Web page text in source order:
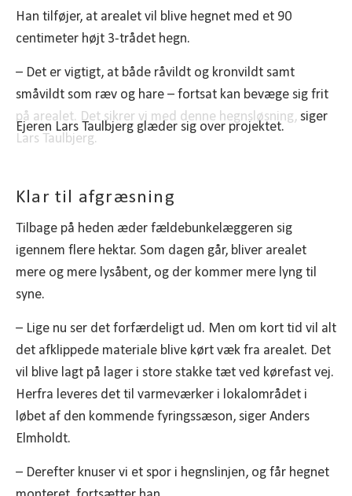
Han tilføjer, at arealet vil blive hegnet med et 90
centimeter højt 3-trådet hegn.
– Det er vigtigt, at både råvildt og kronvildt samt
småvildt som ræv og hare – fortsat kan bevæge sig frit
på arealet. Det sikrer vi med denne hegnsløsning, siger
Lars Taulbjerg.
Ejeren Lars Taulbjerg glæder sig over projektet.
Klar til afgræsning
Tilbage på heden æder fældebunkelæggeren sig
igennem flere hektar. Som dagen går, bliver arealet
mere og mere lysåbent, og der kommer mere lyng til
syne.
– Lige nu ser det forfærdeligt ud. Men om kort tid vil alt
det afklippede materiale blive kørt væk fra arealet. Det
vil blive lagt på lager i store stakke tæt ved kørefast vej.
Herfra leveres det til varmeværker i lokalområdet i
løbet af den kommende fyringssæson, siger Anders
Elmholdt.
– Derefter knuser vi et spor i hegnslinjen, og får hegnet